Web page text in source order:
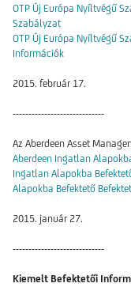
OTP Új Európa Nyíltvégű
Szabályzat
OTP Új Európa Nyíltvégű
Információk
2015. február 17.
-----------------------------
Az Aberdeen Asset
Aberdeen Ingatlan
Ingatlan Alapokba
Alapokba Befektető
2015. január 27.
-----------------------------
Kiemelt Befektetői